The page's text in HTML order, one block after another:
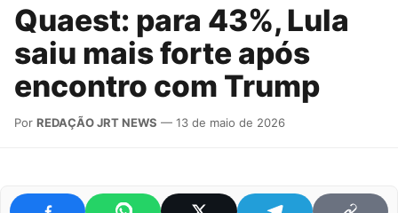
Quaest: para 43%, Lula
saiu mais forte após
encontro com Trump
Por REDAÇÃO JRT NEWS — 13 de maio de 2026